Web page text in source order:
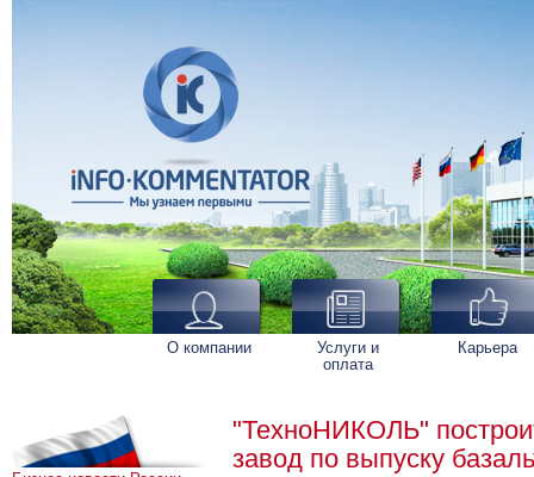
О компании Услуги и
оплата
Карьера
"ТехноНИКОЛЬ"
завод по выпуску